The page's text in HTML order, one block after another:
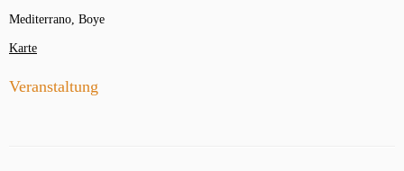
Mediterrano, Boye
Karte
Veranstaltung